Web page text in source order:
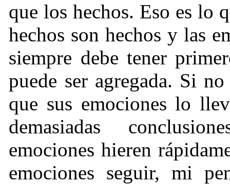
que los hechos. Eso es lo
hechos son hechos y las
siempre debe tener
puede ser agregada. Si
que sus emociones lo
demasiadas
emociones hieren
emociones seguir, mi